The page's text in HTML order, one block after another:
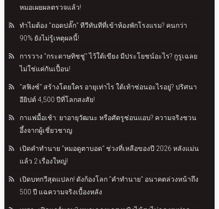
หมอเผยผลตรวจแล้ว!
ทำไมต้อง "ถอดปลั๊ก" ทีวีทันทีที่เข้าห้องพักโรงแรม? คนกว่า
90% ยังไม่รู้เหตุผลนี้!
การวาง "กระดาษทิชชู่" ไว้ใต้เขียง มีประโยชน์อะไร? กูรูเฉลย
ไม่ใช่แค่กันเปื้อน!
"สฟิงซ์" สร้างโดยใคร อายุเท่าไร ใต้เท้าซ่อนอะไรอยู่? ปริศนา
อียิปต์ 4,500 ปีที่โลกสงสัย!
กาแฟมื้อเช้า: ยาอายุวัฒนะ หรือศัตรูซ่อนแอบ? ความจริงชวน
อึ้งจากผู้เชี่ยวชาญ
เปิดคำทำนาย "หมอดูตาบอด" ช่วงที่เหลือของปี 2026 หลังแม่น
แล้ว 2 เรื่องใหญ่!
เปิดบทกวีสุดแปลก! ดังก้องโลก "คำทำนาย" อนาคตล่วงหน้าถึง
500 ปี แฉความจริงเบื้องหลัง